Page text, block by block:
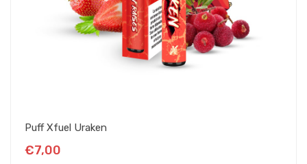
Puff Xfuel Uraken
€7,00